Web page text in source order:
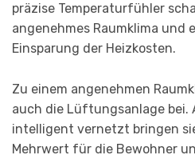
präzise Temperaturfühler
angenehmes Raumklima und
Einsparung der Heizkosten.
Zu einem angenehmen
auch die Lüftungsanlage bei.
intelligent vernetzt bringen
Mehrwert für die Bewohner